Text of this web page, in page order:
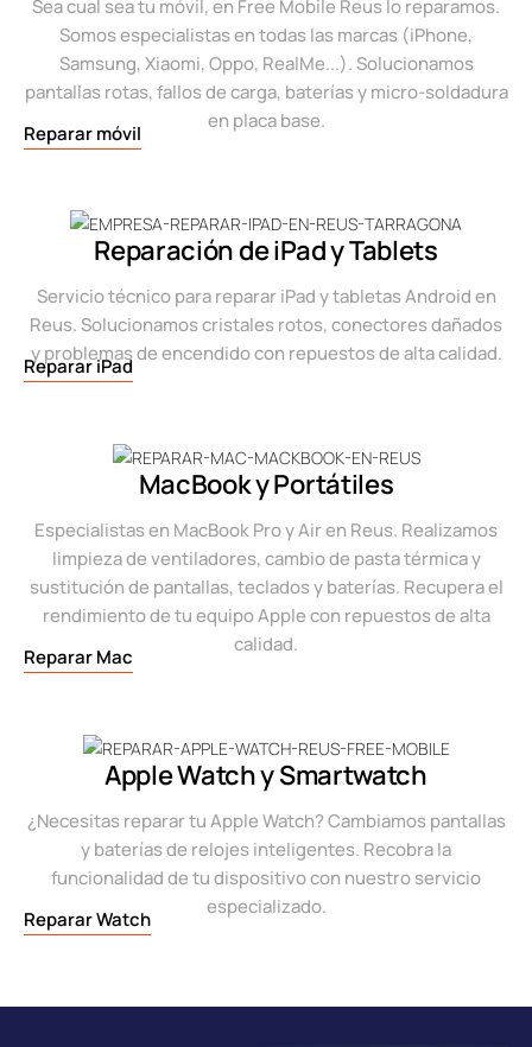
Sea cual sea tu móvil, en Free Mobile Reus lo reparamos.
Somos especialistas en todas las marcas (iPhone,
Samsung, Xiaomi, Oppo, RealMe...). Solucionamos
pantallas rotas, fallos de carga, baterías y micro-soldadura
en placa base.
Reparar móvil
Reparación de iPad y Tablets
Servicio técnico para reparar iPad y tabletas Android en
Reus. Solucionamos cristales rotos, conectores dañados
y problemas de encendido con repuestos de alta calidad.
Reparar iPad
MacBook y Portátiles
Especialistas en MacBook Pro y Air en Reus. Realizamos
limpieza de ventiladores, cambio de pasta térmica y
sustitución de pantallas, teclados y baterías. Recupera el
rendimiento de tu equipo Apple con repuestos de alta
calidad.
Reparar Mac
Apple Watch y Smartwatch
¿Necesitas reparar tu Apple Watch? Cambiamos pantallas
y baterías de relojes inteligentes. Recobra la
funcionalidad de tu dispositivo con nuestro servicio
especializado.
Reparar Watch